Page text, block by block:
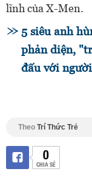
lĩnh của X-Men.
5 siêu anh
phản diện,
đấu với
Theo Trí Thức Trẻ
0
CHIA SẺ